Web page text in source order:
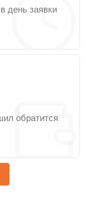
день заявки
обратится